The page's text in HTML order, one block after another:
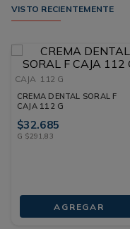
VISTO RECIENTEMENTE
CAJA 112 G
CREMA DENTAL SORAL F
CAJA 112 G
$32.685
G $291,83
AGREGAR